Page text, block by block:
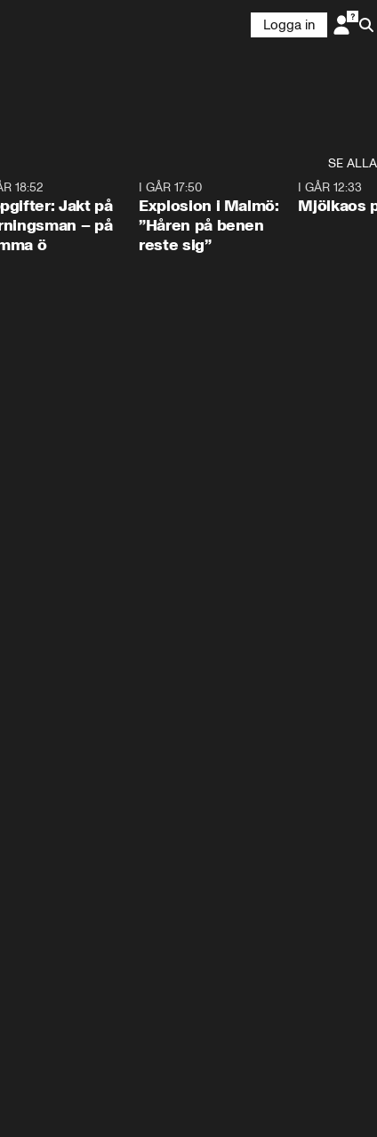
Logga in
SE ALLA
18:52
Jakt på
– på
ö
I GÅR 17:50
Explosion i Malmö:
”Håren på benen
reste sig”
I GÅR 12:33
Mjölkaos